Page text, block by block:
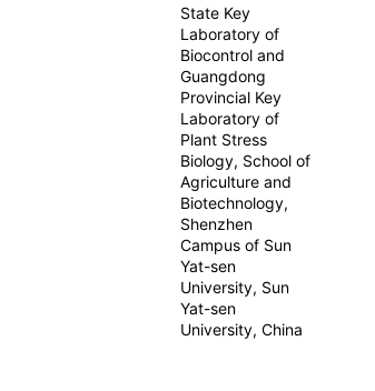
State Key
Laboratory of
Biocontrol and
Guangdong
Provincial Key
Laboratory of
Plant Stress
Biology, School of
Agriculture and
Biotechnology,
Shenzhen
Campus of Sun
Yat-sen
University, Sun
Yat-sen
University, China